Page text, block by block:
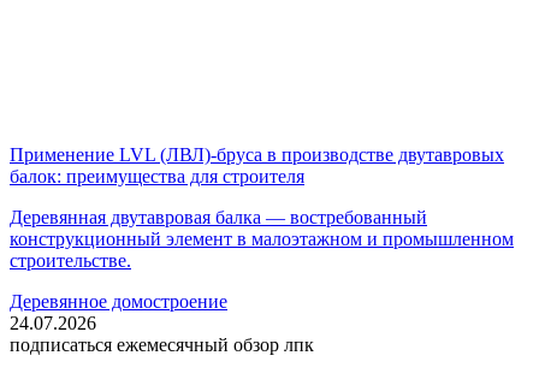
Применение LVL (ЛВЛ)-бруса в производстве двутавровых
балок: преимущества для строителя
Деревянная двутавровая балка — востребованный
конструкционный элемент в малоэтажном и промышленном
строительстве.
Деревянное домостроение
24.07.2026
подписаться ежемесячный обзор лпк